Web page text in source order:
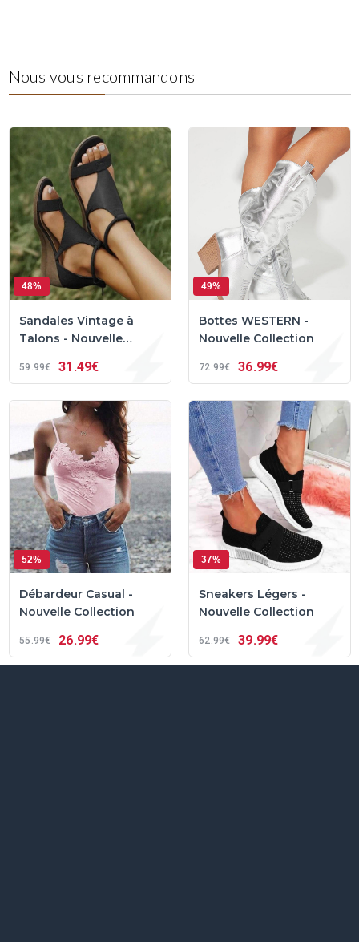
Nous vous recommandons
48%
Sandales Vintage à
Talons - Nouvelle
59 99€ 31 49€
49%
Bottes WESTERN -
Nouvelle Collection
72 99€ 36 99€
52%
Débardeur Casual -
Nouvelle Collection
55 99€ 26 99€
37%
Sneakers Légers -
Nouvelle Collection
62 99€ 39 99€